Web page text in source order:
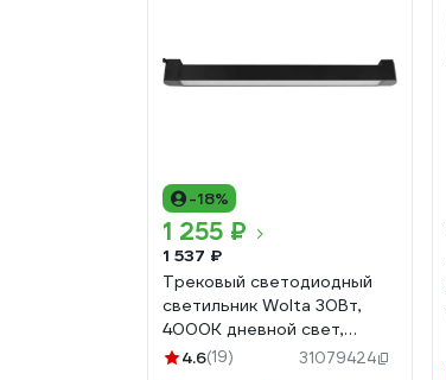
-18%
1 255 ₽
1 537 ₽
Трековый светодиодный
светильник Wolta 30Вт,
4000К дневной свет,
2400лм, защита IP40,
4.6(19) 31079424